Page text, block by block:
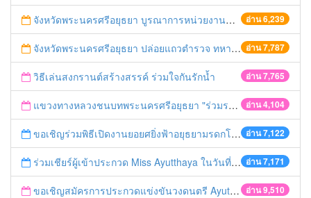
อ่าน 6,239
จังหวัดพระนครศรีอยุธยา บูรณาการหน่วยงานที่เกี่ยวข้อง ลงพื้นที่จัดระเบียบและดำเนินมาตรการตามบทลงโทษสูงสุดกับผู้ประกอบการร้านค้าที่ยังฝ่าฝืนตั้งร้านค้ารุกล้ำเขตพื้นที่ทางหลวง เตรียมความปลอดภัยก่อนเทศกาลสงกรานต์
อ่าน 7,787
จังหวัดพระนครศรีอยุธยา ปล่อยแถวตำรวจ ทหาร ฝ่ายปกครอง กว่า 100 นาย ตรวจเข้มท่ารถสาธารณะ สถานีขนส่งรถโดยสาร วินรถตู้ และสถานีรถไฟ เตรียมรับมือเทศกาลสงกรานต์
อ่าน 7,765
วิธีเล่นสงกรานต์สร้างสรรค์ ร่วมใจกันรักน้ำ
อ่าน 4,104
แขวงทางหลวงชนบทพระนครศรีอยุธยา "ร่วมรณรงค์ ขับช้า เปิดไฟหน้า คาดเข็มขัด" เทศกาลสงกรานต์ ปี 2561
อ่าน 7,122
ขอเชิญร่วมพิธีเปิดงานยอยศยิ่งฟ้าอยุธยามรดกโลก
อ่าน 7,171
ร่วมเชียร์ผู้เข้าประกวด Miss Ayutthaya ในวันที่ 15 ธันวาคม 2560
อ่าน 9,510
ขอเชิญสมัครการประกวดแข่งขันวงดนตรี Ayutthaya battle of the bands